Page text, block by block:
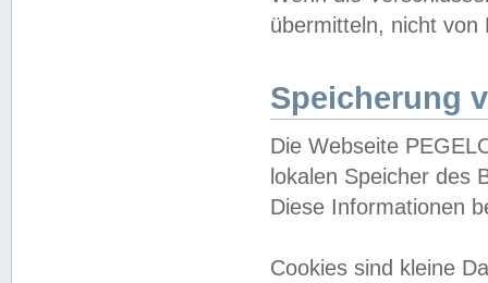
übermitteln, nicht von
Speicherung
Die Webseite
lokalen Speicher des
Diese Informationen
Cookies sind kleine